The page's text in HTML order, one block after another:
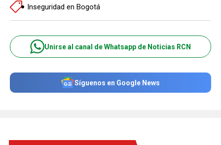
Inseguridad en Bogotá
Unirse al canal de Whatsapp de Noticias RCN
Síguenos en Google News